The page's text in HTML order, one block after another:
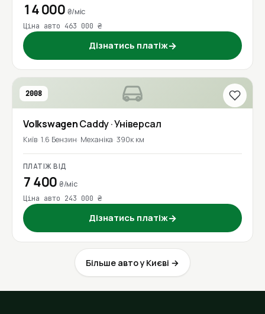
14 000 ₴/міс
Ціна авто 463 000 ₴
Дізнатись платіж→
2008
VolkswagenCaddy· Універсал
Київ 1.6 Бензин Механіка 390к км
ПЛАТІЖ ВІД
7 400₴/міс
Ціна авто 243 000 ₴
Дізнатись платіж→
Більше авто у Києві →